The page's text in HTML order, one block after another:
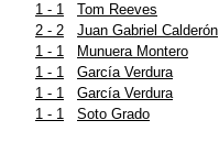
1 - 1 Tom Reeves
2 - 2 Juan Gabriel Calderón
1 - 1 Munuera Montero
1 - 1 García Verdura
1 - 1 García Verdura
1 - 1 Soto Grado